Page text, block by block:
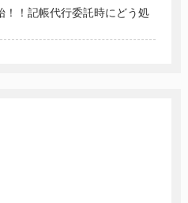
！！記帳代行委託時にどう処